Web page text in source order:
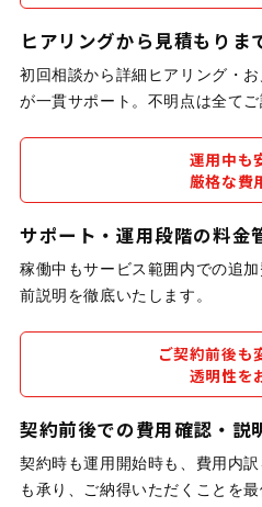
ヒアリングから見積もりま
初回相談から詳細ヒアリング・
が一貫サポート。不明点は全てご
運用中も
厳格な費
サポート・運用段階の料金
稼働中もサービス範囲内での追
前説明を徹底いたします。
ご契約前後も
透明性を
契約前後での費用確認・説
契約時も運用開始時も、費用内
も承り、ご納得いただくことを